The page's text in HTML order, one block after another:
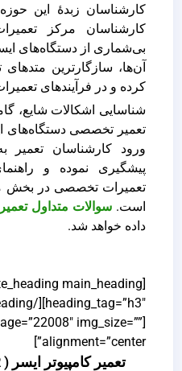
کارشناسان زبدۀ این
کارشناسان مرکز
بی‌شماری از دستگاه‌های
آن‌ها، سازگارترین
کرده و در فرآیندهای
شناسایی اشکالات شایع،
تعمیر تخصصی دستگاه‌های
ورود کارشناسان تعمیر
پیشگیری نموده و
تعمیرات تخصصی در بخش
است. سوالات متداول
داده خواهد شد.
heading_tag=”h3″][/ultimate_heading]
img_size=””
alignment=”center”]
تعمیر کامپیوتر ایسر ( ALL IN ONE ACER )